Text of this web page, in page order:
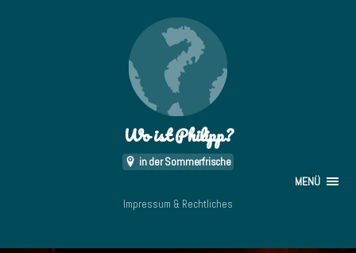
Wo ist Philipp?
in der Sommerfrische
MENÜ
Impressum & Rechtliches